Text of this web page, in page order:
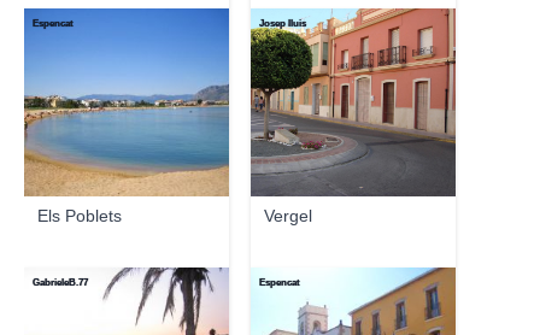
Els Poblets
Espencat
Vergel
Josep lluis
GabrieleB.77 Espencat